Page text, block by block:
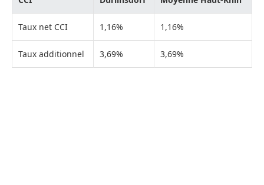
Taux net CCI 1,16% 1,16%
Taux additionnel 3,69% 3,69%